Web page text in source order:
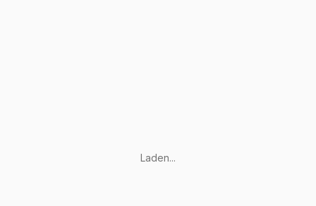
Laden...